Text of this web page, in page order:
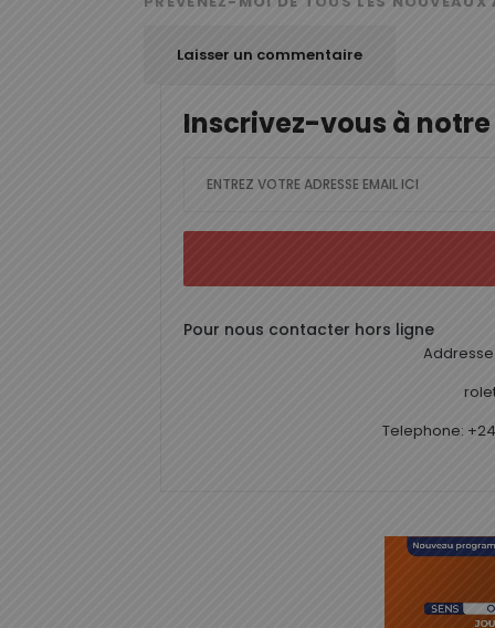
Inscrivez-vous à
Pour nous contacter hors ligne
Telephone: